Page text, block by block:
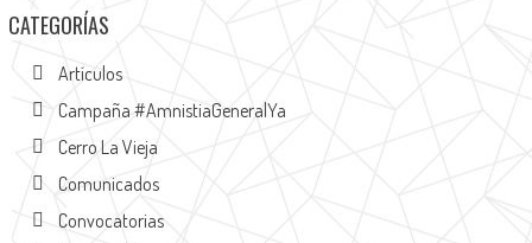
CATEGORÍAS
Artículos
Campaña #AmnistiaGeneralYa
Cerro La Vieja
Comunicados
Convocatorias